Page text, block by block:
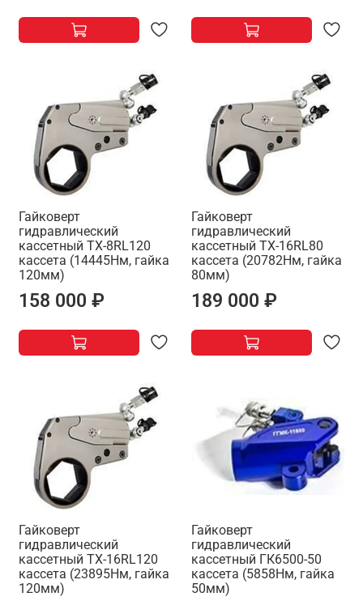
Гайковерт
гидравлический
кассетный TX-8RL120
кассета (14445Нм, гайка
120мм)
158 000 ₽
Гайковерт
гидравлический
кассетный TX-16RL80
кассета (20782Нм, гайка
80мм)
189 000 ₽
Гайковерт
гидравлический
кассетный TX-16RL120
кассета (23895Нм, гайка
120мм)
Гайковерт
гидравлический
кассетный ГК6500-50
кассета (5858Нм, гайка
50мм)